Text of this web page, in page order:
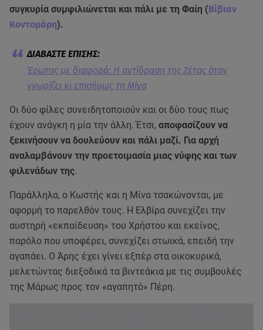
συγκυρία συμφιλιώνεται και πάλι με τη Φαίη (Βίβιαν
Κοντομάρη).
Έρωτας με διαφορά: Η αντίδραση της Ζέτας όταν
γνωρίζει κι επισήμως τη Μίνα
Οι δύο φίλες συνειδητοποιούν και οι δύο τους πως
έχουν ανάγκη η μία την άλλη. Έτσι, αποφασίζουν να
ξεκινήσουν να δουλεύουν και πάλι μαζί. Για αρχή
αναλαμβάνουν την προετοιμασία μιας νύφης και των
φιλενάδων της.
Παράλληλα, ο Κωστής και η Μίνα τσακώνονται, με
αφορμή το παρελθόν τους. Η Ελβίρα συνεχίζει την
αυστηρή «εκπαίδευση» του Χρήστου και εκείνος,
παρόλο που υποφέρει, συνεχίζει στωικά, επειδή την
αγαπάει. Ο Άρης έχει γίνει εξπέρ στα οικοκυρικά,
μελετώντας διεξοδικά τα βιντεάκια με τις συμβουλές
της Μάρως προς τον «αγαπητό» Πέρη.